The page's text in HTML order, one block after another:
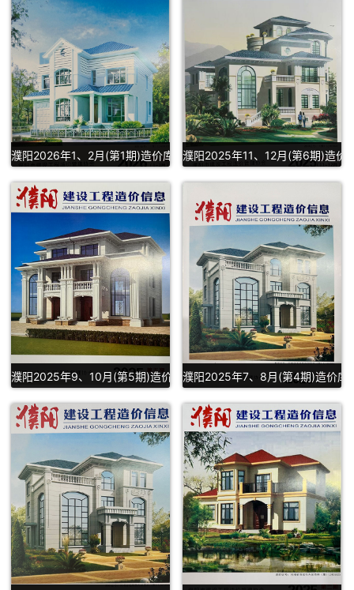
濮阳2026年1、2月(第1期)造价库信息价PDF扫描件下载
濮阳2025年11、12月(第6期)造价
濮阳2025年9、10月(第5期)造价库信息价PDF扫描件下载
濮阳2025年7、8月(第4期)造价库